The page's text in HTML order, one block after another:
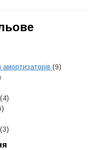
амортизаторів (9)
(4)
(3)